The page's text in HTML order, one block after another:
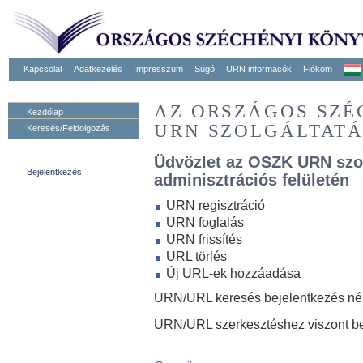
Kapcsolat Adatkezelés Impresszum Súgó URN informácók Fiókom
Kezdőlap
Keresés/Feldolgozás
Bejelentkezés
AZ ORSZÁGOS
URN
Üdvözlet az OSZK URN
adminisztrációs felületén
URN regisztráció
URN foglalás
URN frissítés
URL törlés
Új URL-ek hozzáadása
URN/URL keresés bejelentkezés
URN/URL szerkesztéshez viszont